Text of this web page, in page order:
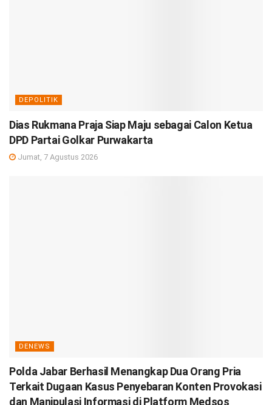
DEPOLITIK
Dias Rukmana Praja Siap Maju sebagai Calon Ketua
DPD Partai Golkar Purwakarta
Jumat, 7 Agustus 2026
DENEWS
Polda Jabar Berhasil Menangkap Dua Orang Pria
Terkait Dugaan Kasus Penyebaran Konten Provokasi
dan Manipulasi Informasi di Platform Medsos